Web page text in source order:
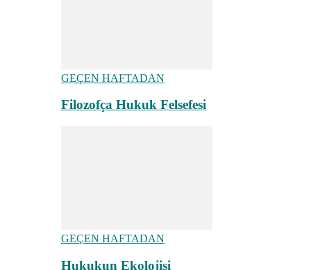
GEÇEN HAFTADAN
Filozofça Hukuk Felsefesi
GEÇEN HAFTADAN
Hukukun Ekolojisi